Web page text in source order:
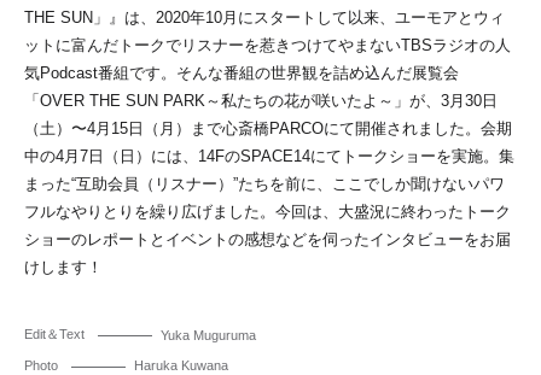
THE SUN」』は、2020年10月にスタートして以来、ユーモアとウィ
ットに富んだトークでリスナーを惹きつけてやまないTBSラジオの人
気Podcast番組です。そんな番組の世界観を詰め込んだ展覧会
「OVER THE SUN PARK～私たちの花が咲いたよ～」が、3月30日
（土）〜4月15日（月）まで心斎橋PARCOにて開催されました。会期
中の4月7日（日）には、14FのSPACE14にてトークショーを実施。集
まった“互助会員（リスナー）”たちを前に、ここでしか聞けないパワ
フルなやりとりを繰り広げました。今回は、大盛況に終わったトーク
ショーのレポートとイベントの感想などを伺ったインタビューをお届
けします！
Edit＆Text Yuka Muguruma
Photo Haruka Kuwana